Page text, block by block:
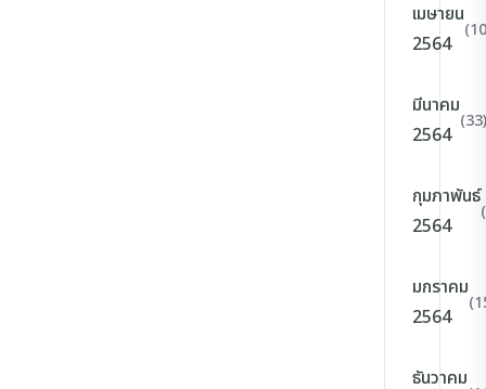
เมษายน
2564
มีนาคม
2564
(33)
กุมภาพันธ์
2564
มกราคม
2564
ธันวาคม